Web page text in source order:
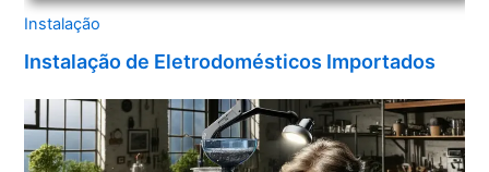
Instalação
Instalação de Eletrodomésticos Importados